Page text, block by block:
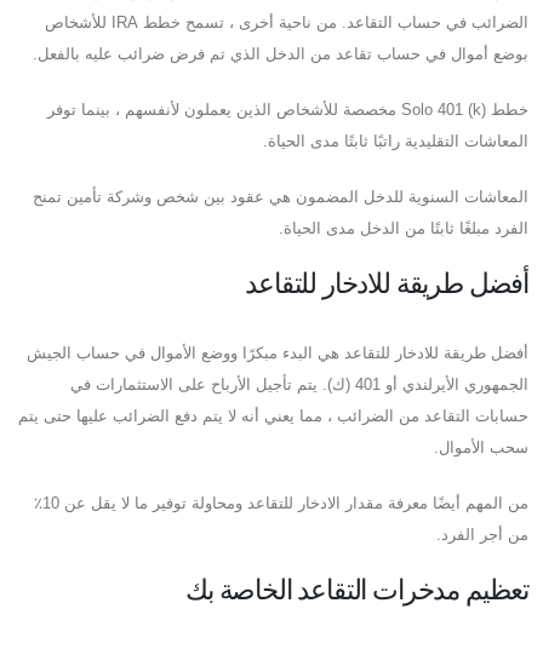
الضرائب في حساب التقاعد. من ناحية أخرى ، تسمح خطط IRA للأشخاص
بوضع أموال في حساب تقاعد من الدخل الذي تم فرض ضرائب عليه بالفعل.
خطط Solo 401 (k) مخصصة للأشخاص الذين يعملون لأنفسهم ، بينما توفر
المعاشات التقليدية راتبًا ثابتًا مدى الحياة.
المعاشات السنوية للدخل المضمون هي عقود بين شخص وشركة تأمين تمنح
الفرد مبلغًا ثابتًا من الدخل مدى الحياة.
أفضل طريقة للادخار للتقاعد
أفضل طريقة للادخار للتقاعد هي البدء مبكرًا ووضع الأموال في حساب الجيش
الجمهوري الأيرلندي أو 401 (ك). يتم تأجيل الأرباح على الاستثمارات في
حسابات التقاعد من الضرائب ، مما يعني أنه لا يتم دفع الضرائب عليها حتى يتم
سحب الأموال.
من المهم أيضًا معرفة مقدار الادخار للتقاعد ومحاولة توفير ما لا يقل عن 10٪
من أجر الفرد.
تعظيم مدخرات التقاعد الخاصة بك